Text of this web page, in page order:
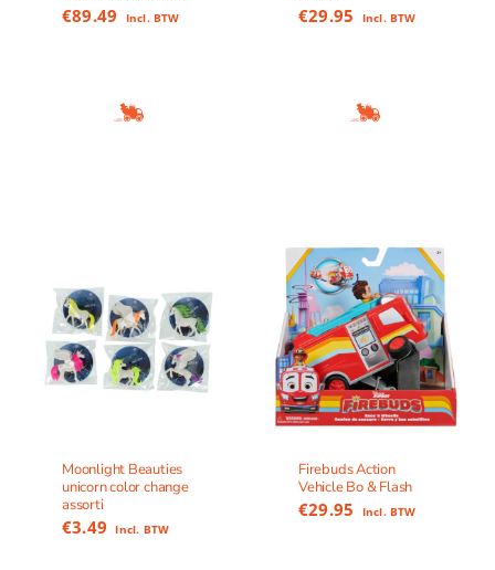
€89.49 Incl. BTW €29.95 Incl. BTW
Moonlight Beauties
unicorn color change
assorti
€3.49 Incl. BTW
Firebuds Action
Vehicle Bo & Flash
€29.95 Incl. BTW